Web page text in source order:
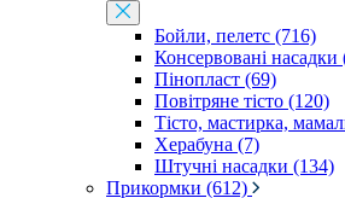
Бойли, пелетс (716)
Консервовані насадки
Пінопласт (69)
Повітряне тісто (120)
Тісто, мастирка,
Херабуна (7)
Штучні насадки (134)
Прикормки (612)